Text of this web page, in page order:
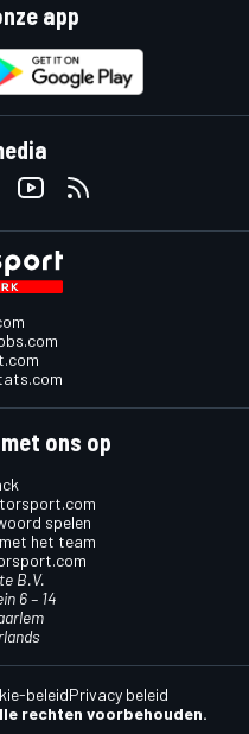
app
ons op
spelen
het team
B.V.
6 – 14
rechten voorbehouden.
beleidPrivacy beleid